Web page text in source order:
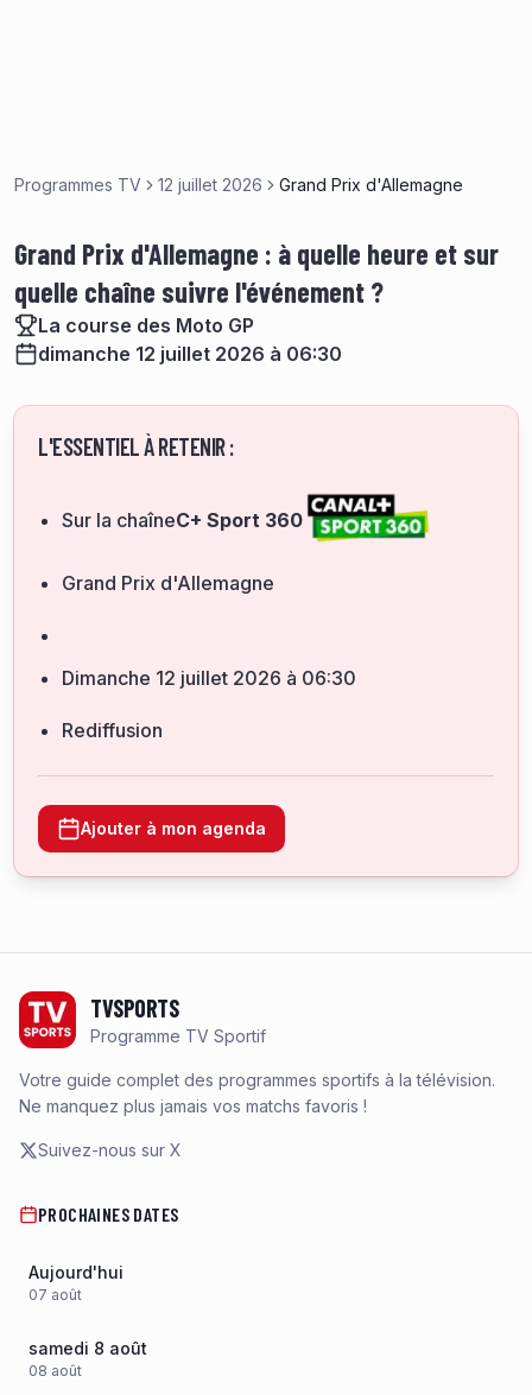
Programmes TV 12 juillet 2026 Grand Prix d'Allemagne
Grand Prix d'Allemagne : à quelle heure et sur
quelle chaîne suivre l'événement ?
La course des Moto GP
dimanche 12 juillet 2026 à 06:30
L'ESSENTIEL À RETENIR :
Sur la chaîneC+ Sport 360
Grand Prix d'Allemagne
dimanche 12 juillet 2026 à 06:30
Rediffusion
Ajouter à mon agenda
TVSPORTS
Programme TV Sportif
Votre guide complet des programmes sportifs à la télévision.
Ne manquez plus jamais vos matchs favoris !
Suivez-nous sur X
PROCHAINES DATES
Aujourd'hui
07 août
samedi 8 août
08 août